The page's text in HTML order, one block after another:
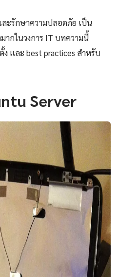
ละรักษาความปลอดภัย เป็น
ากในวงการ IT บทความนี้
และ best practices สำหรับ
Server